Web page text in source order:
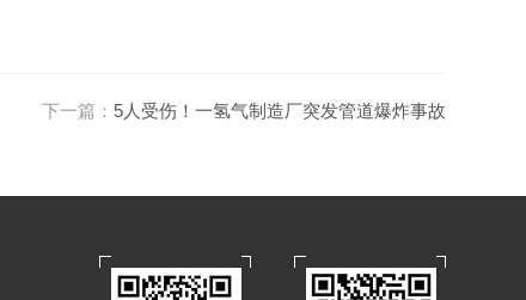
下一篇： 5人受伤！一氢气制造厂突发管道爆炸事故